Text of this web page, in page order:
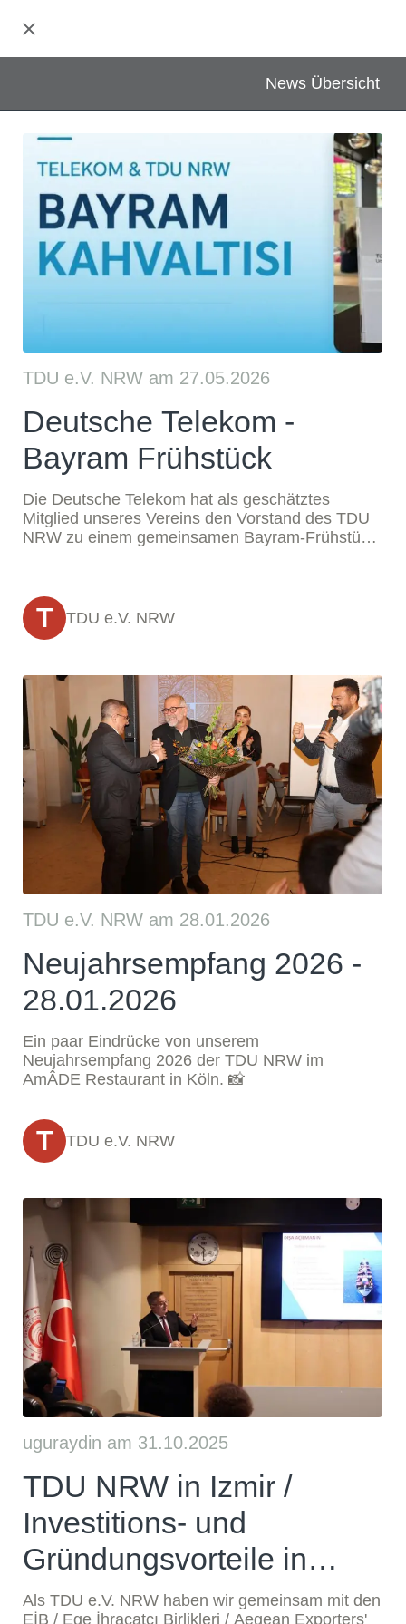
News Übersicht
TDU e.V. NRW am 27.05.2026
Deutsche Telekom -
Bayram Frühstück
Die Deutsche Telekom hat als geschätztes
Mitglied unseres Vereins den Vorstand des TDU
NRW zu einem gemeinsamen Bayram-Frühstück
T TDU e.V. NRW
TDU e.V. NRW am 28.01.2026
Neujahrsempfang 2026 -
28.01.2026
Ein paar Eindrücke von unserem
Neujahrsempfang 2026 der TDU NRW im
AmÂDE Restaurant in Köln. 📸
T TDU e.V. NRW
uguraydin am 31.10.2025
TDU NRW in Izmir /
Investitions- und
Gründungsvorteile in
Deutschland mit
Als TDU e.V. NRW haben wir gemeinsam mit den
EİB / Ege İhracatçı Birlikleri / Aegean Exporters'​